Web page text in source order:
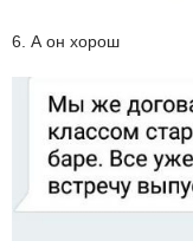
6. А он хорош